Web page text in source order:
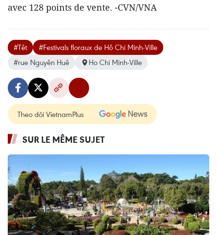
avec 128 points de vente. -CVN/VNA
#Têt
#Festivals floraux de Hô Chi Minh-Ville
#rue Nguyên Huê
Ho Chi Minh-Ville
Theo dõi VietnamPlus
SUR LE MÊME SUJET